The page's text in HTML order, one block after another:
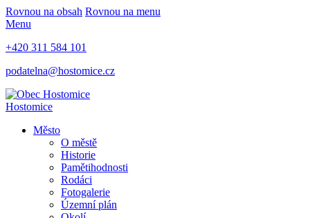
Rovnou na obsah Rovnou na menu
Menu
+420 311 584 101
podatelna@hostomice.cz
Hostomice
Město
O městě
Historie
Pamětihodnosti
Rodáci
Fotogalerie
Územní plán